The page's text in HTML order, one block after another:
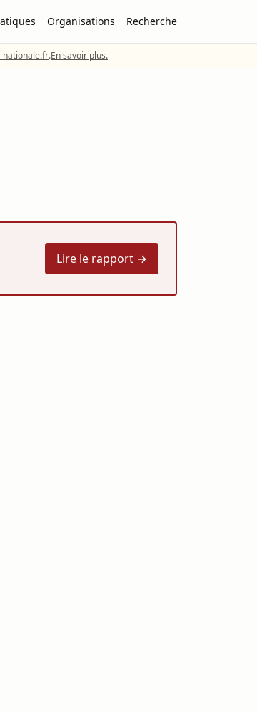
Organisations Recherche
nationale.fr.En savoir plus.
Lire le rapport →